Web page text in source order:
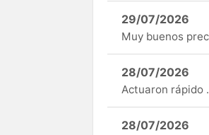
29/07/2026
Muy buenos
28/07/2026
Actuaron rápido .
28/07/2026